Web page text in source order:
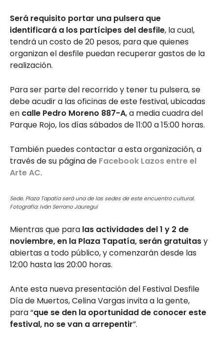
Será requisito portar una pulsera que
identificará a los partícipes del desfile, la cual,
tendrá un costo de 20 pesos, para que quienes
organizan el desfile puedan recuperar gastos de la
realización.
Para ser parte del recorrido y tener tu pulsera, se
debe acudir a las oficinas de este festival, ubicadas
en calle Pedro Moreno 887-A, a media cuadra del
Parque Rojo, los días sábados de 11:00 a 15:00 horas.
También puedes contactar a esta organización, a
través de su página de Facebook Lazos entre el
Arte AC.
Sede. Plaza Tapatía será una de las sedes de este encuentro cultural.
Fotografía: Iván Serrano Jauregui
Mientras que para las actividades del 1 y 2 de
noviembre, en la Plaza Tapatía, serán gratuitasy
abiertas a todo público, y comenzarán desde las
12:00 hasta las 20:00 horas.
Ante esta nueva presentación del Festival Desfile
Día de Muertos, Celina Vargas invita a la gente,
para “que se den la oportunidad de conocer este
festival, no se van a arrepentir”.